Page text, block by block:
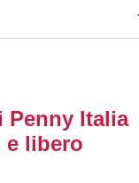
Penny Italia
e libero